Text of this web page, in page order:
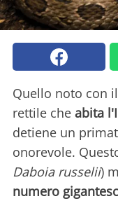
Quello noto con
rettile che abita
detiene un
onorevole.
Daboia russelii)
numero